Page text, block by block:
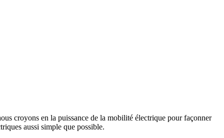
croyons en la puissance de la mobilité électrique pour façonner
aussi simple que possible.